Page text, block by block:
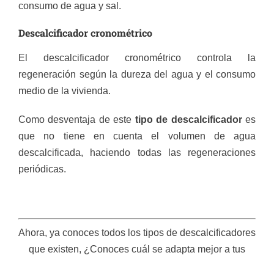
consumo de agua y sal.
Descalcificador cronométrico
El descalcificador cronométrico controla la
regeneración según la dureza del agua y el consumo
medio de la vivienda.
Como desventaja de este tipo de descalcificadores
que no tiene en cuenta el volumen de agua
descalcificada, haciendo todas las regeneraciones
periódicas.
Ahora, ya conoces todos los tipos de descalcificadores
que existen, ¿Conoces cuál se adapta mejor a tus